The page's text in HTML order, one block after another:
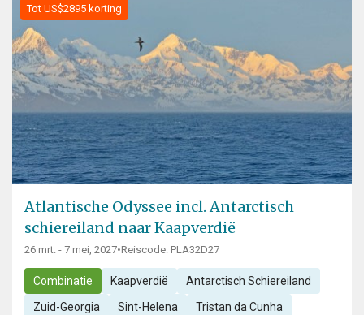
Tot US$2895 korting
Atlantische Odyssee incl. Antarctisch
schiereiland naar Kaapverdië
26 mrt. - 7 mei, 2027•Reiscode: PLA32D27
Combinatie Kaapverdië Antarctisch Schiereiland
Zuid-Georgia Sint-Helena Tristan da Cunha